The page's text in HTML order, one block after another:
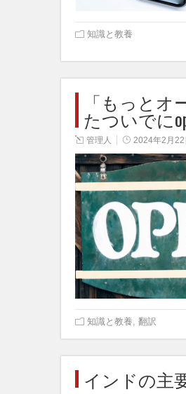
知識と教養
「もっと
たついでに
管理人 2024年2月22
知識と教養 翻訳
インドの主